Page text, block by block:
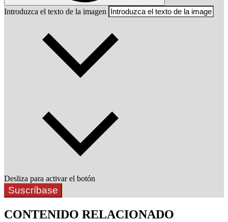
Introduzca el texto de la imagen
Desliza para activar el botón
Suscríbase
CONTENIDO RELACIONADO